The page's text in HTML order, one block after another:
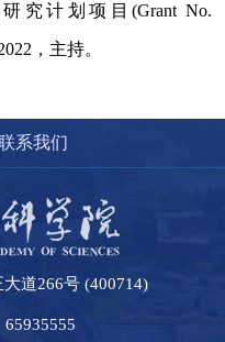
究计划项目(Grant No.
，主持。
系我们
道266号 (400714)